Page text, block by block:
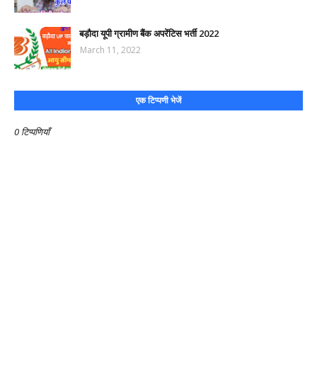
बड़ौदा यूपी ग्रामीण बैंक अपरेंटिस भर्ती 2022
March 11, 2022
एक टिप्पणी भेजें
0 टिप्पणियाँ